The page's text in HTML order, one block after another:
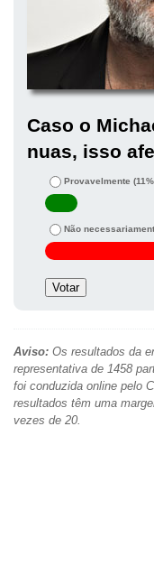
Caso o
nuas, isso
Provavelmente
Não
Aviso: Os resultados da
representativa de 1458
foi conduzida online pelo
resultados têm uma
vezes de 20.